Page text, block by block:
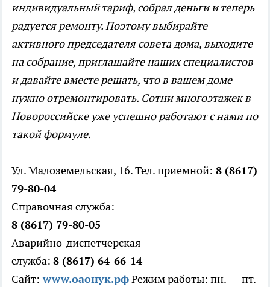
индивидуальный тариф, собрал деньги и теперь
радуется ремонту. Поэтому выбирайте
активного председателя совета дома, выходите
на собрание, приглашайте наших специалистов
и давайте вместе решать, что в вашем доме
нужно отремонтировать. Сотни многоэтажек в
Новороссийске уже успешно работают с нами по
такой формуле.
Ул. Малоземельская, 16. Тел. приемной: 8 (8617)
79-80-04
Справочная служба:
8 (8617) 79-80-05
Аварийно-диспетчерская
служба: 8 (8617) 64-66-14
Сайт: www.оаонук.рфРежим работы: пн. — пт.